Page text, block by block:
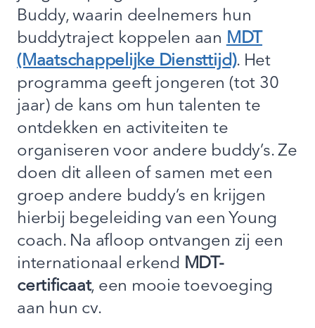
Buddy, waarin deelnemers hun
buddytraject koppelen aan MDT
(Maatschappelijke Diensttijd). Het
programma geeft jongeren (tot 30
jaar) de kans om hun talenten te
ontdekken en activiteiten te
organiseren voor andere buddy’s. Ze
doen dit alleen of samen met een
groep andere buddy’s en krijgen
hierbij begeleiding van een Young
coach. Na afloop ontvangen zij een
internationaal erkend MDT-
certificaat, een mooie toevoeging
aan hun cv.